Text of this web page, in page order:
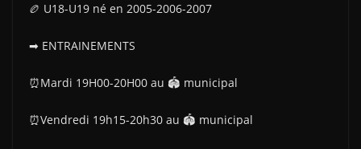
🏉 U18-U19 né en 2005-2006-2007
➡ ENTRAINEMENTS
⏰Mardi 19H00-20H00 au 🏟 municipal
⏰Vendredi 19h15-20h30 au 🏟 municipal